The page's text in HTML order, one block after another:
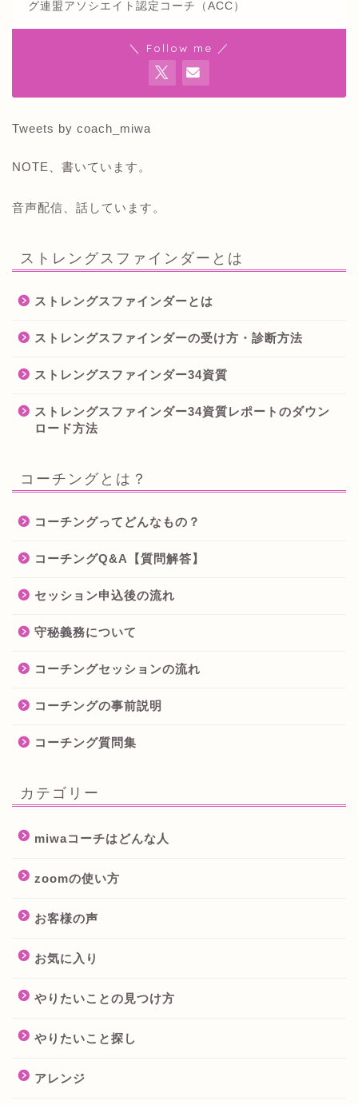
グ連盟アソシエイト認定コーチ（ACC）
＼ Follow me ／
Tweets by coach_miwa
NOTE、書いています。
音声配信、話しています。
ストレングスファインダーとは
ストレングスファインダーとは
ストレングスファインダーの受け方・診断方法
ストレングスファインダー34資質
ストレングスファインダー34資質レポートのダウン
ロード方法
コーチングとは？
コーチングってどんなもの？
コーチングQ&A【質問解答】
セッション申込後の流れ
守秘義務について
コーチングセッションの流れ
コーチングの事前説明
コーチング質問集
カテゴリー
miwaコーチはどんな人
zoomの使い方
お客様の声
お気に入り
やりたいことの見つけ方
やりたいこと探し
アレンジ